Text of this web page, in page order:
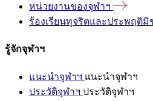
หน่วยงานของจุฬาฯ
ร้องเรียนทุจริตและประพฤติมิ
รู้จักจุฬาฯ
แนะนำจุฬาฯ แนะนำจุฬาฯ
ประวัติจุฬาฯ ประวัติจุฬาฯ